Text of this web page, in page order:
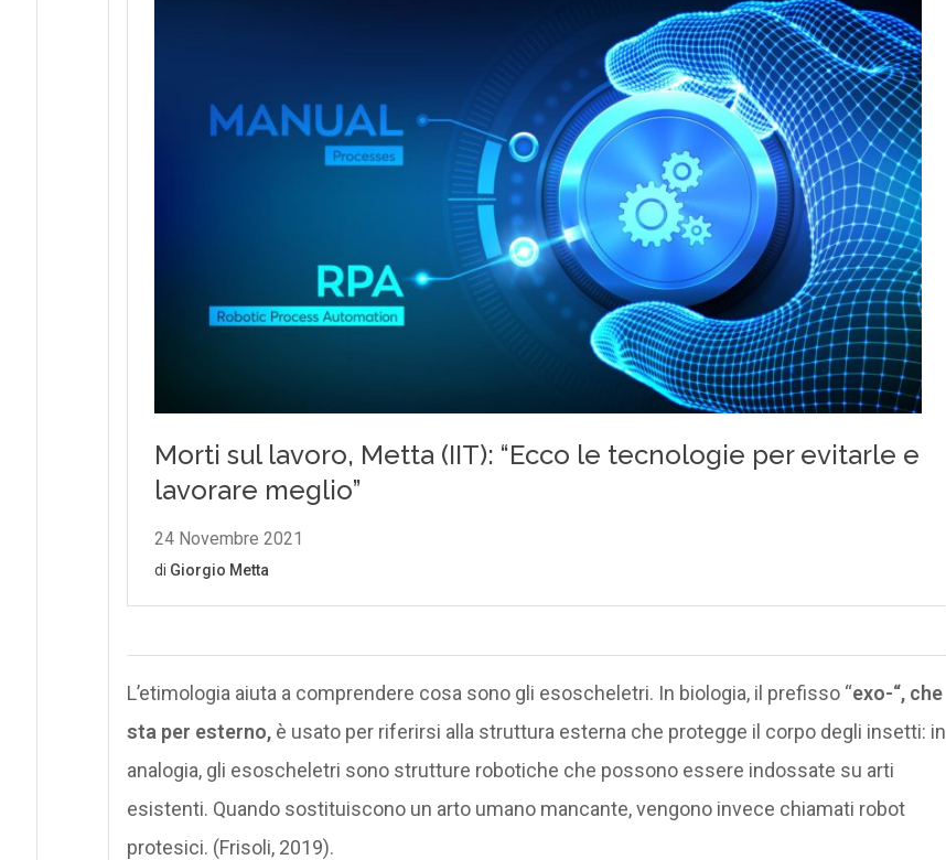
L’etimologia aiuta a comprendere cosa sono gli esoscheletri. In biologia, il prefisso “exo-“, che
sta per esterno,è usato per riferirsi alla struttura esterna che protegge il corpo degli insetti: in
analogia, gli esoscheletri sono strutture robotiche che possono essere indossate su arti
esistenti. Quando sostituiscono un arto umano mancante, vengono invece chiamati robot
protesici. (Frisoli, 2019).